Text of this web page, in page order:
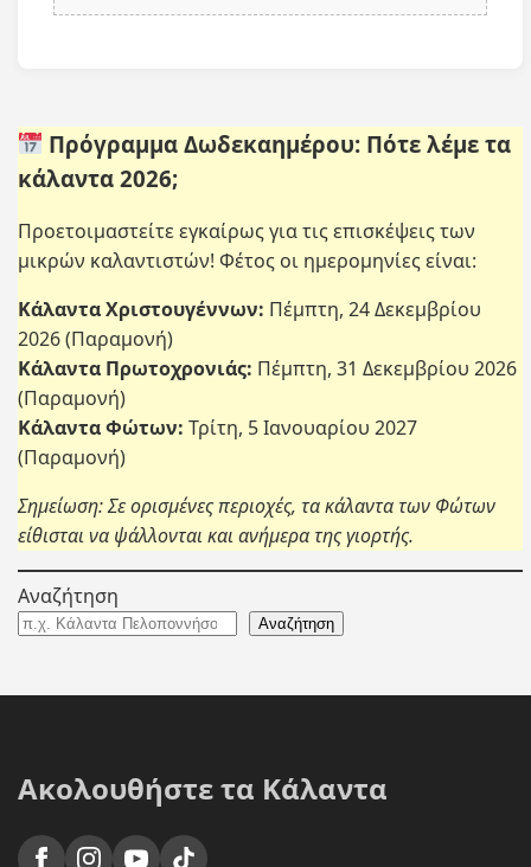
Πρόγραμμα Δωδεκαημέρου: Πότε λέμε τα
κάλαντα 2026;
Προετοιμαστείτε εγκαίρως για τις επισκέψεις των
μικρών καλαντιστών! Φέτος οι ημερομηνίες είναι:
Κάλαντα Χριστουγέννων: Πέμπτη, 24 Δεκεμβρίου
2026 (Παραμονή)
Κάλαντα Πρωτοχρονιάς: Πέμπτη, 31 Δεκεμβρίου 2026
(Παραμονή)
Κάλαντα Φώτων: Τρίτη, 5 Ιανουαρίου 2027
(Παραμονή)
Σημείωση: Σε ορισμένες περιοχές, τα κάλαντα των Φώτων
είθισται να ψάλλονται και ανήμερα της γιορτής.
Αναζήτηση
Αναζήτηση
Ακολουθήστε τα Κάλαντα